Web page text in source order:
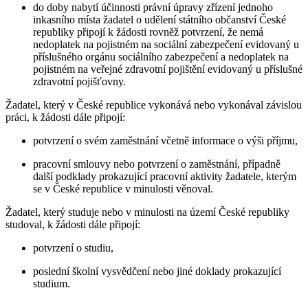
do doby nabytí účinnosti právní úpravy zřízení jednoho
inkasního místa žadatel o udělení státního občanství České
republiky připojí k žádosti rovněž potvrzení, že nemá
nedoplatek na pojistném na sociální zabezpečení evidovaný u
příslušného orgánu sociálního zabezpečení a nedoplatek na
pojistném na veřejné zdravotní pojištění evidovaný u příslušné
zdravotní pojišťovny.
Žadatel, který v České republice vykonává nebo vykonával závislou
práci, k žádosti dále připojí:
potvrzení o svém zaměstnání včetně informace o výši příjmu,
pracovní smlouvy nebo potvrzení o zaměstnání, případně
další podklady prokazující pracovní aktivity žadatele, kterým
se v České republice v minulosti věnoval.
Žadatel, který studuje nebo v minulosti na území České republiky
studoval, k žádosti dále připojí:
potvrzení o studiu,
poslední školní vysvědčení nebo jiné doklady prokazující
studium.